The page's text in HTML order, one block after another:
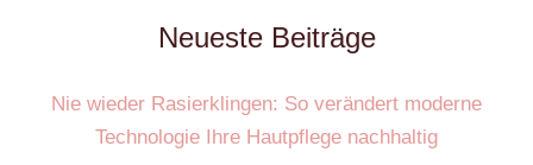
Neueste Beiträge
Nie wieder Rasierklingen: So verändert moderne
Technologie Ihre Hautpflege nachhaltig